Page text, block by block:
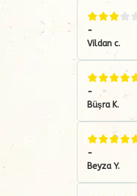
-
Vildan c.
-
Büşra K.
-
Beyza Y.